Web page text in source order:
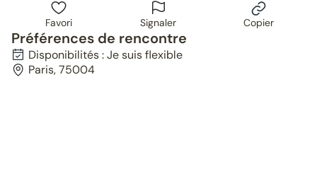
Favori Signaler Copier
Préférences de rencontre
Disponibilités : Je suis flexible
Paris, 75004